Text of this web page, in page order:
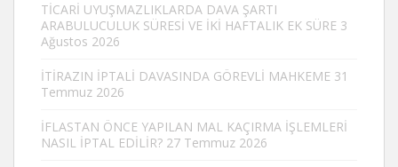
TİCARİ UYUŞMAZLIKLARDA DAVA ŞARTI
ARABULUCULUK SÜRESİ VE İKİ HAFTALIK EK SÜRE 3
Ağustos 2026
İTİRAZIN İPTALİ DAVASINDA GÖREVLİ MAHKEME 31
Temmuz 2026
İFLASTAN ÖNCE YAPILAN MAL KAÇIRMA İŞLEMLERİ
NASIL İPTAL EDİLİR? 27 Temmuz 2026